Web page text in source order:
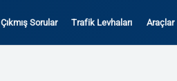
Çıkmış Sorular Trafik Levhaları Araçlar